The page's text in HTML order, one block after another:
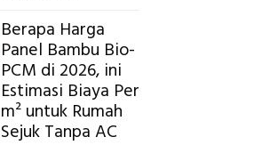
Pemasangan
Bowplank
Mataram,
Global
Ekplorasi.Menggunakan
Alat
Berapa Harga
Panel Bambu Bio-
PCM di 2026, ini
Estimasi Biaya Per
m² untuk Rumah
Sejuk Tanpa AC